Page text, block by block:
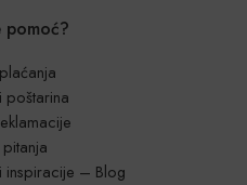
pomoć?
poštarina
inspiracije – Blog